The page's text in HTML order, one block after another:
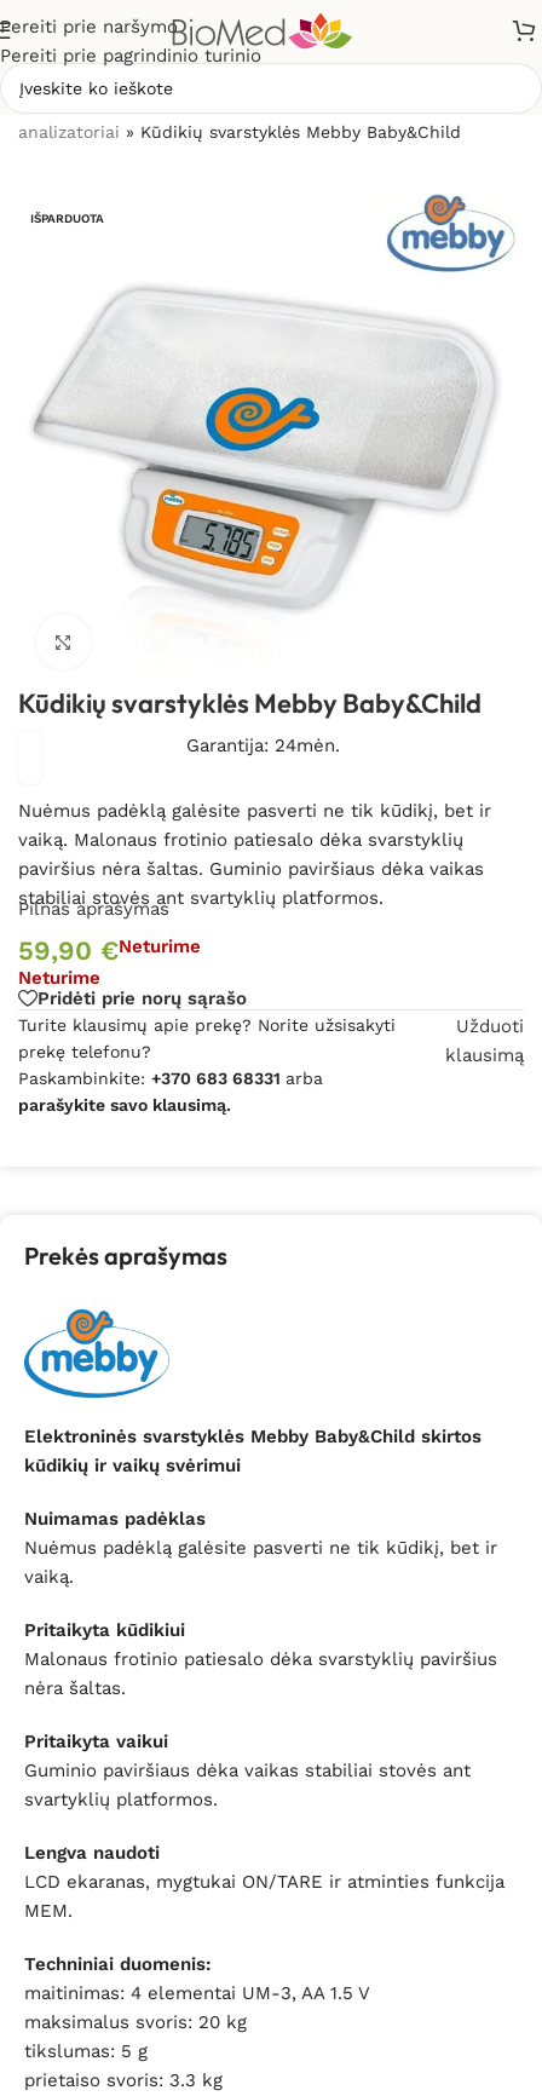
Pereiti prie naršymo
Pereiti prie pagrindinio turinio
analizatoriai » Kūdikių svarstyklės Mebby Baby&Child
IŠPARDUOTA
Kūdikių svarstyklės Mebby Baby&Child
Garantija: 24mėn.
Nuėmus padėklą galėsite pasverti ne tik kūdikį, bet ir
vaiką. Malonaus frotinio patiesalo dėka svarstyklių
paviršius nėra šaltas. Guminio paviršiaus dėka vaikas
stabiliai stovės ant svartyklių platformos.
Pilnas aprašymas
59,90 €Neturime
Neturime
Pridėti prie norų sąrašo
Turite klausimų apie prekę? Norite užsisakyti
prekę telefonu?
Paskambinkite: +370 683 68331 arba
parašykite savo klausimą.
Užduoti
klausimą
Prekės aprašymas
Elektroninės svarstyklės Mebby Baby&Child skirtos
kūdikių ir vaikų svėrimui
Nuimamas padėklas
Nuėmus padėklą galėsite pasverti ne tik kūdikį, bet ir
vaiką.
Pritaikyta kūdikiui
Malonaus frotinio patiesalo dėka svarstyklių paviršius
nėra šaltas.
Pritaikyta vaikui
Guminio paviršiaus dėka vaikas stabiliai stovės ant
svartyklių platformos.
Lengva naudoti
LCD ekaranas, mygtukai ON/TARE ir atminties funkcija
MEM.
Techniniai duomenis:
maitinimas: 4 elementai UM-3, AA 1.5 V
maksimalus svoris: 20 kg
tikslumas: 5 g
prietaiso svoris: 3.3 kg